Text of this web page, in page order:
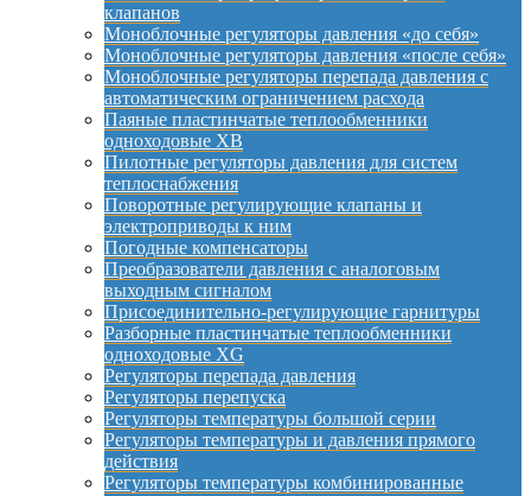
клапанов
Моноблочные регуляторы давления «до себя»
Моноблочные регуляторы давления «после себя»
Моноблочные регуляторы перепада давления с
автоматическим ограничением расхода
Паяные пластинчатые теплообменники
одноходовые XB
Пилотные регуляторы давления для систем
теплоснабжения
Поворотные регулирующие клапаны и
электроприводы к ним
Погодные компенсаторы
Преобразователи давления с аналоговым
выходным сигналом
Присоединительно-регулирующие гарнитуры
Разборные пластинчатые теплообменники
одноходовые XG
Регуляторы перепада давления
Регуляторы перепуска
Регуляторы температуры большой серии
Регуляторы температуры и давления прямого
действия
Регуляторы температуры комбинированные